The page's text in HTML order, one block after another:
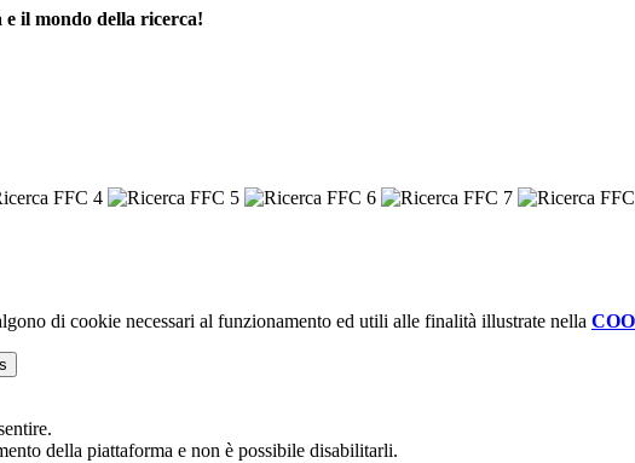
il mondo della ricerca!
di cookie necessari al funzionamento ed utili alle finalità illustrate nella
della piattaforma e non è possibile disabilitarli.